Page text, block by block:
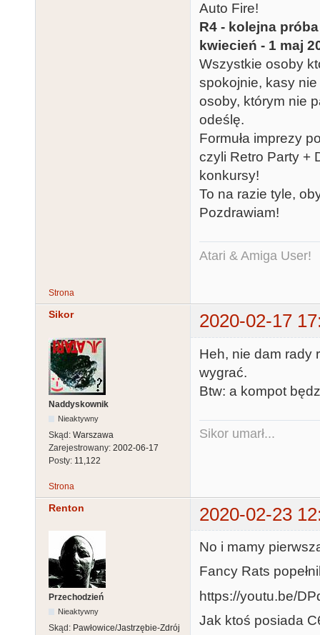
Auto Fire!
R4 - kolejna
kwiecień - 1 maj
Wszystkie osoby
spokojnie, kasy nie
osoby, którym nie
odeślę.
Formuła imprezy
czyli Retro Party +
konkursy!
To na razie tyle,
Pozdrawiam!
Atari & Amiga User!
Strona
Sikor 2020-02-17
Naddyskownik
Nieaktywny
Skąd: Warszawa
Zarejestrowany: 2002-06-17
Posty: 11,122
Heh, nie dam rady
wygrać.
Btw: a kompot
Sikor umarł...
Strona
Renton 2020-02-23
Przechodzień
Nieaktywny
Skąd: Pawłowice/Jastrzębie-Zdrój
No i mamy
Fancy Rats
https://youtu.be/
Jak ktoś posiada